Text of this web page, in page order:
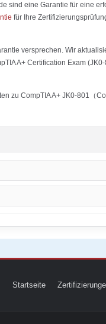
sind eine Garantie für eine
für Ihre
versprechen. Wir
A+ Certification Exam
zu CompTIA A+ JK0-801（
Startseite